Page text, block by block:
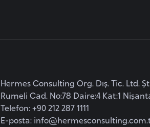
Hermes Consulting Org. Dış. Tic. Ltd.
Rumeli Cad. No:78 Daire:4 Kat:1
Telefon: +90 212 287 1111
E-posta: